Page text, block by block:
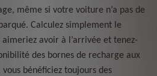
même si votre voiture n’a pas de
Calculez simplement le
avoir à l’arrivée et tenez-
des bornes de recharge aux
vous bénéficiez toujours des